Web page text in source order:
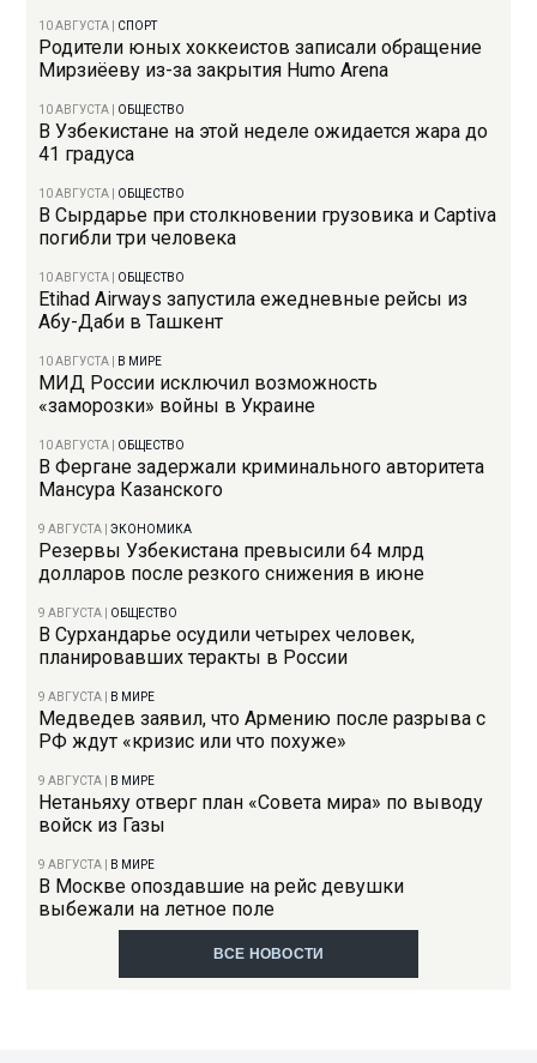
10 АВГУСТА СПОРТ
Родители юных хоккеистов записали обращение
Мирзиёеву из-за закрытия Humo Arena
10 АВГУСТА ОБЩЕСТВО
В Узбекистане на этой неделе ожидается жара до
41 градуса
10 АВГУСТА ОБЩЕСТВО
В Сырдарье при столкновении грузовика и Captiva
погибли три человека
10 АВГУСТА ОБЩЕСТВО
Etihad Airways запустила ежедневные рейсы из
Абу-Даби в Ташкент
10 АВГУСТА В МИРЕ
МИД России исключил возможность
«заморозки» войны в Украине
10 АВГУСТА ОБЩЕСТВО
В Фергане задержали криминального авторитета
Мансура Казанского
9 АВГУСТА |ЭКОНОМИКА
Резервы Узбекистана превысили 64 млрд
долларов после резкого снижения в июне
9 АВГУСТА ОБЩЕСТВО
В Сурхандарье осудили четырех человек,
планировавших теракты в России
9 АВГУСТА В МИРЕ
Медведев заявил, что Армению после разрыва с
РФ ждут «кризис или что похуже»
9 АВГУСТА В МИРЕ
Нетаньяху отверг план «Совета мира» по выводу
войск из Газы
9 АВГУСТА В МИРЕ
В Москве опоздавшие на рейс девушки
выбежали на летное поле
ВСЕ НОВОСТИ